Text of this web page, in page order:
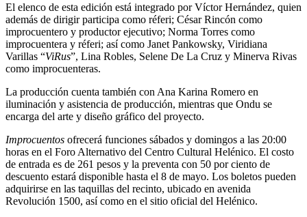
El elenco de esta edición está integrado por Víctor Hernández, quien
además de dirigir participa como réferi; César Rincón como
improcuentero y productor ejecutivo; Norma Torres como
improcuentera y réferi; así como Janet Pankowsky, Viridiana
Varillas “ViRus”, Lina Robles, Selene De La Cruz y Minerva Rivas
como improcuenteras.
La producción cuenta también con Ana Karina Romero en
iluminación y asistencia de producción, mientras que Ondu se
encarga del arte y diseño gráfico del proyecto.
Improcuentos ofrecerá funciones sábados y domingos a las 20:00
horas en el Foro Alternativo del Centro Cultural Helénico. El costo
de entrada es de 261 pesos y la preventa con 50 por ciento de
descuento estará disponible hasta el 8 de mayo. Los boletos pueden
adquirirse en las taquillas del recinto, ubicado en avenida
Revolución 1500, así como en el sitio oficial del Helénico.